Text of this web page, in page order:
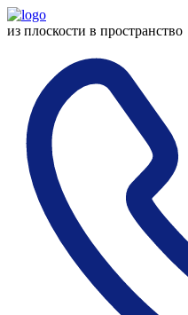
из плоскости в пространство